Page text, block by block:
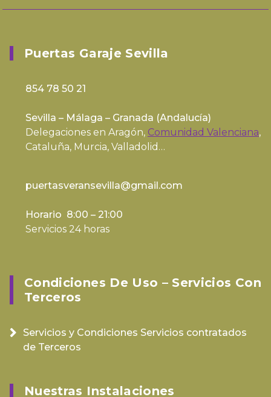
Puertas Garaje Sevilla
854 78 50 21
Sevilla – Málaga – Granada (Andalucía)
Delegaciones en Aragón, Comunidad Valenciana,
Cataluña, Murcia, Valladolid…
puertasveransevilla@gmail.com
Horario 8:00 – 21:00
Servicios 24 horas
Condiciones De Uso – Servicios Con
Terceros
Servicios y Condiciones Servicios contratados
de Terceros
Nuestras Instalaciones